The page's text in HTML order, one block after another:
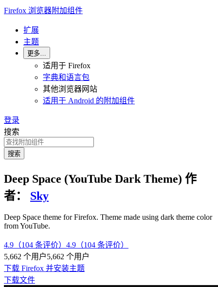
Firefox 浏览器附加组件
扩展
主题
更多…
适用于 Firefox
字典和语言包
其他浏览器网站
适用于 Android 的附加组件
登录
搜索
搜索
Deep Space (YouTube Dark Theme) 作
者：
Sky
Deep Space theme for Firefox. Theme made using dark theme color
from YouTube.
4.9（104 条评价） 4.9（104 条评价）
5,662 个用户5,662 个用户
下载 Firefox 并安装主题
下载文件